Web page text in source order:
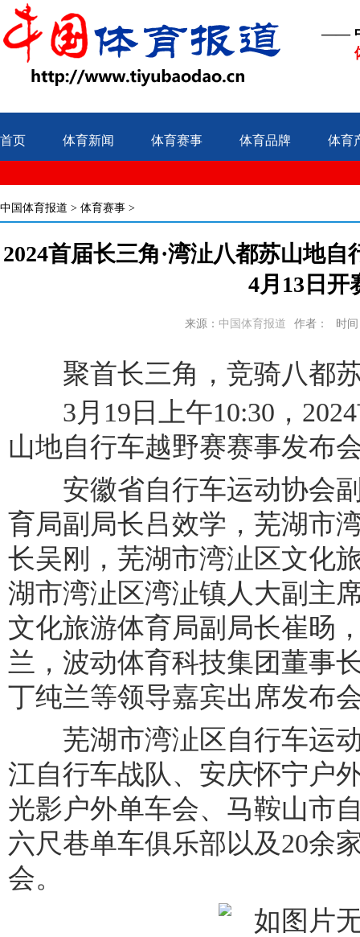
——
首页 体育新闻 体育赛事 体育品牌 体育
中国体育报道 > 体育赛事 >
2024首届长三角·湾沚八都苏山地
4月13日开
来源： 中国体育报道 作者： 时间
聚首长三角，竞骑八都
3月19日上午10:30，2024
山地自行车越野赛赛事发布
安徽省自行车运动协会副
育局副局长吕效学，芜湖市
长吴刚，芜湖市湾沚区文化
湖市湾沚区湾沚镇人大副主
文化旅游体育局副局长崔旸
兰，波动体育科技集团董事
丁纯兰等领导嘉宾出席发布
芜湖市湾沚区自行车运动
江自行车战队、安庆怀宁户
光影户外单车会、马鞍山市
六尺巷单车俱乐部以及20余
会。